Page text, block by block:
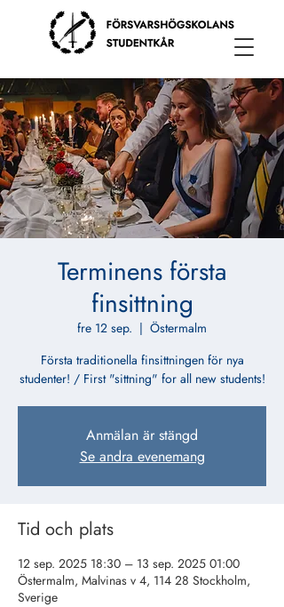
Terminens första
finsittning
fre 12 sep.
  |
Östermalm
Första traditionella finsittningen för nya
studenter! / First "sittning" for all new students!
Anmälan är stängd
Se andra evenemang
Tid och plats
12 sep. 2025 18:30 – 13 sep. 2025 01:00
Östermalm, Malvinas v 4, 114 28 Stockholm,
Sverige